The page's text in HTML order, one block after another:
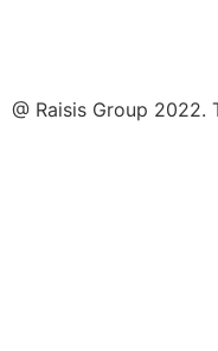
@ Raisis Group 2022.